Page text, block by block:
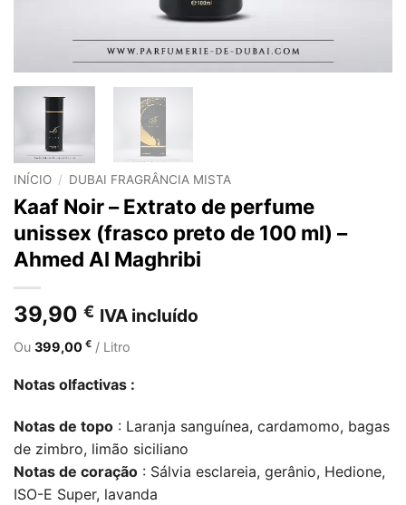
INÍCIO / DUBAI FRAGRÂNCIA MISTA
Kaaf Noir – Extrato de perfume
unissex (frasco preto de 100 ml) –
Ahmed Al Maghribi
39,90 € IVA incluído
Ou 399,00 € / Litro
Notas olfactivas :
Notas de topo : Laranja sanguínea, cardamomo, bagas
de zimbro, limão siciliano
Notas de coração : Sálvia esclareia, gerânio, Hedione,
ISO-E Super, lavanda